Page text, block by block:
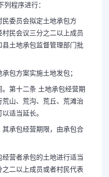
程序进行：
民委员会拟定土地承包方
民会议三分之二以上成员
土地承包监督管理部门批
包方案实施土地发包；
。第十二条 土地承包经营期
山、荒沟、荒丘、荒滩治
适当延长。
承包经营期限，由承包合
营者承包的土地进行适当
二以上成员或者村民代表